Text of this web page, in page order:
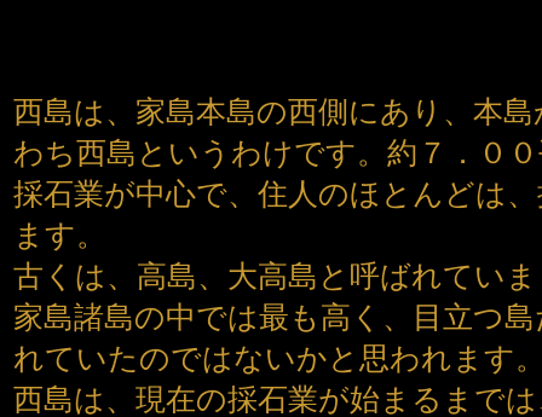
西島は、家島本島の西側にあり、本
わち西島というわけです。約７．０
採石業が中心で、住人のほとんどは
ます。
古くは、高島、大高島と呼ばれてい
家島諸島の中では最も高く、目立つ
れていたのではないかと思われます
西島は、現在の採石業が始まるまで